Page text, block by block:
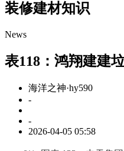
装修建材知识
News
表118：鸿翔建建
海洋之神·hy590
-
-
2026-04-05 05:58